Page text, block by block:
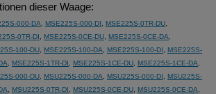
dieser Waage:
000-DA MSE225S-000-DI MSE225S-0TR-DU
0TR-DI MSE225S-0CE-DU MSE225S-0CE-DA
100-DU MSE225S-100-DA MSE225S-100-DI
MSE225S-
MSE225S-1TR-DI MSE225S-1CE-DU MSE225S-1CE-DA
000-DU MSU225S-000-DA MSU225S-000-DI
MSU225S-
MSU225S-0TR-DI MSU225S-0CE-DU MSU225S-0CE-DA